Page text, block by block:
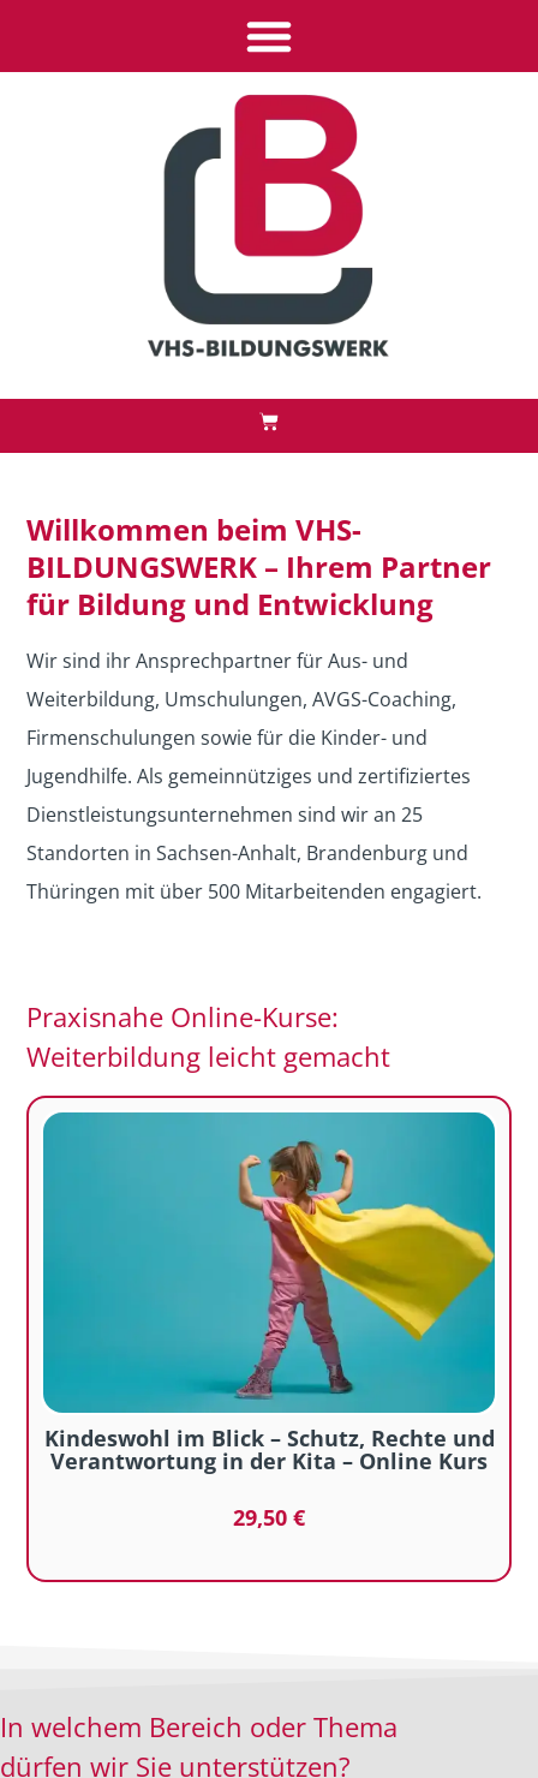
Willkommen beim VHS-
BILDUNGSWERK – Ihrem Partner
für Bildung und Entwicklung
Wir sind ihr Ansprechpartner für Aus- und
Weiterbildung, Umschulungen, AVGS-Coaching,
Firmenschulungen sowie für die Kinder- und
Jugendhilfe. Als gemeinnütziges und zertifiziertes
Dienstleistungsunternehmen sind wir an 25
Standorten in Sachsen-Anhalt, Brandenburg und
Thüringen mit über 500 Mitarbeitenden engagiert.
Praxisnahe Online-Kurse:
Weiterbildung leicht gemacht
Kindeswohl im Blick – Schutz, Rechte und
Verantwortung in der Kita – Online Kurs
29,50 €
In welchem Bereich oder Thema
dürfen wir Sie unterstützen?